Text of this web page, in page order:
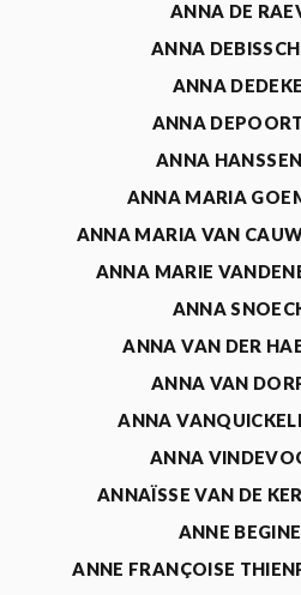
ANNA DE
ANNA
ANNA
ANNA
ANNA
ANNA MARIA
ANNA MARIA VAN
ANNA MARIE
ANNA
ANNA VAN DER
ANNA VAN
ANNA
ANNA
ANNAÏSSE VAN DE
ANNE
ANNE FRANÇOISE